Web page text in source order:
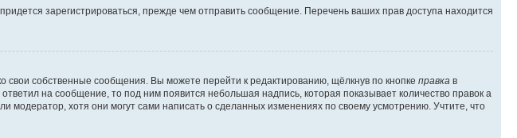
зарегистрироваться, прежде чем отправить сообщение. Перечень ваших прав доступа находится
собственные сообщения. Вы можете перейти к редактированию, щёлкнув по кнопке правка в
на сообщение, то под ним появится небольшая надпись, которая показывает количество правок а
хотя они могут сами написать о сделанных изменениях по своему усмотрению. Учтите, что